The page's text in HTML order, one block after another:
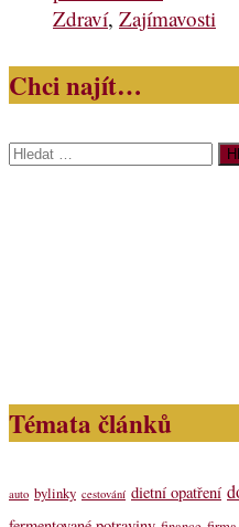
Zdraví, Zajímavosti
Chci najít…
Vyhledávání
Témata článků
auto bylinky cestování dietní opatření